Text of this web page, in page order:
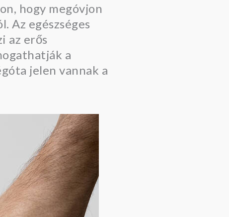
hogy megóvjon
Az egészséges
az erős
a
jelen vannak a